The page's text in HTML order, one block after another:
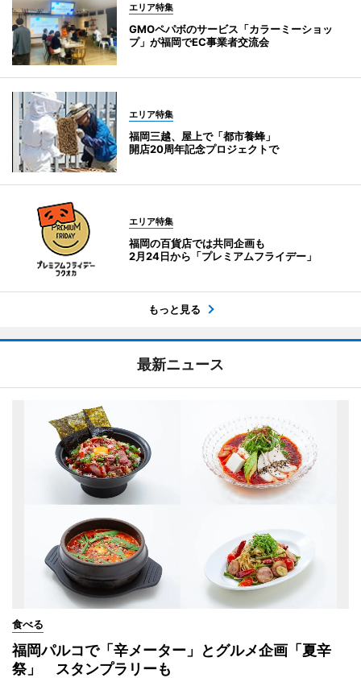
エリア特集
GMOペパボのサービス「カラーミーショッ
プ」が福岡でEC事業者交流会
エリア特集
福岡三越、屋上で「都市養蜂」
開店20周年記念プロジェクトで
エリア特集
福岡の百貨店では共同企画も
2月24日から「プレミアムフライデー」
もっと見る
最新ニュース
食べる
福岡パルコで「辛メーター」とグルメ企画「夏辛
祭」 スタンプラリーも